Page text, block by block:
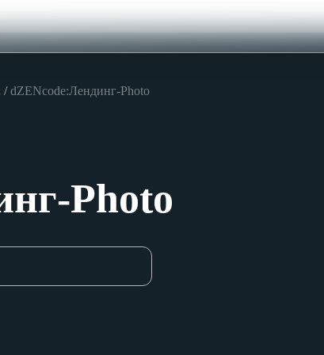
dZENcode:Лендинг-Photo
Photo